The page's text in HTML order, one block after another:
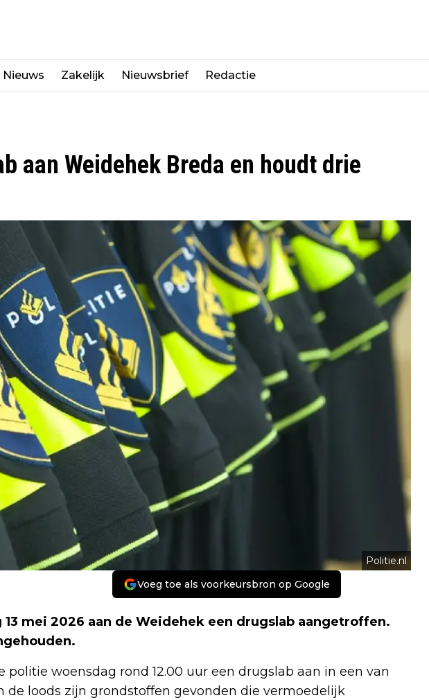
Nieuws Zakelijk Nieuwsbrief Redactie
aan Weidehek Breda en houdt drie
Politie.nl
Voeg toe als voorkeursbron op Google
mei 2026 aan de Weidehek een drugslab aangetroffen.
woensdag rond 12.00 uur een drugslab aan in een van
de loods zijn grondstoffen gevonden die vermoedelijk